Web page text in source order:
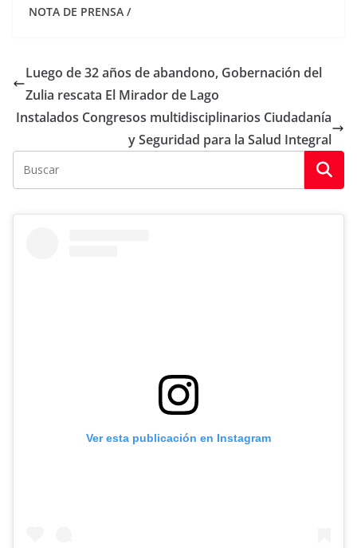
NOTA DE PRENSA /
Luego de 32 años de abandono, Gobernación del
Zulia rescata El Mirador de Lago
Instalados Congresos multidisciplinarios Ciudadanía
y Seguridad para la Salud Integral
Ver esta publicación en Instagram